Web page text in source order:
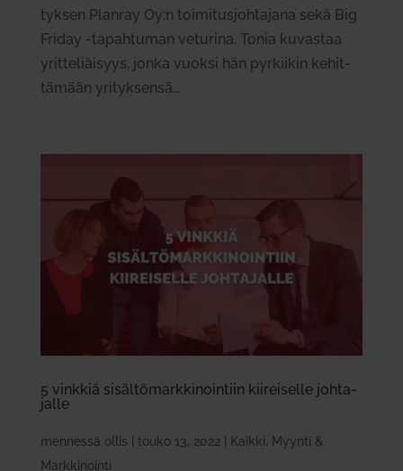
tyksen Planray Oy:n toi­mi­tus­joh­tajana sekä Big
Friday ‑tapah­tuman veturina. Tonia kuvastaa
yrit­te­liäisyys, jonka vuoksi hän pyr­kiikin kehit­
tämään yri­tyk­sensä...
5 vinkkiä sisäl­tö­mark­ki­nointiin kii­rei­selle joh­ta­
jalle
mennessä ollis touko 13, 2022 Kaikki, Myynti &
Markkinointi